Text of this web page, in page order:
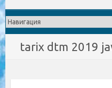
tarix dtm 2019